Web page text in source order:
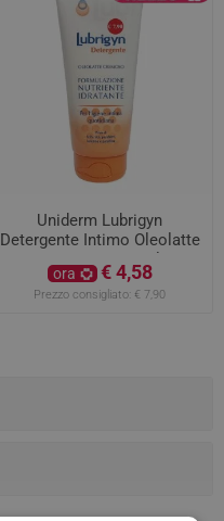
Uniderm Lubrigyn
Detergente Intimo Oleolatte
Cremoso 200 ml
ora € 4,58
Prezzo consigliato: € 7,90